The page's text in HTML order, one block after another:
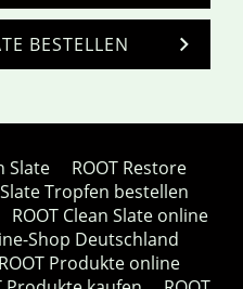
BESTELLEN
Slate
ROOT Restore
Slate Tropfen bestellen
ROOT Clean Slate online
Shop Deutschland
ROOT Produkte online